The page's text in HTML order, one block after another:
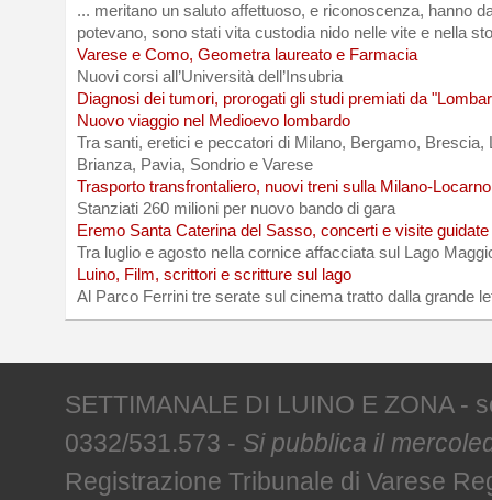
... meritano un saluto affettuoso, e riconoscenza, hanno
potevano, sono stati vita custodia nido nelle vite e nella
Varese e Como, Geometra laureato e Farmacia
Nuovi corsi all’Università dell’Insubria
Diagnosi dei tumori, prorogati gli studi premiati da
Nuovo viaggio nel Medioevo lombardo
Tra santi, eretici e peccatori di Milano, Bergamo, Brescia,
Brianza, Pavia, Sondrio e Varese
Trasporto transfrontaliero, nuovi treni sulla Milano-Locarno
Stanziati 260 milioni per nuovo bando di gara
Eremo Santa Caterina del Sasso, concerti e visite guidate
Tra luglio e agosto nella cornice affacciata sul Lago
Luino, Film, scrittori e scritture sul lago
Al Parco Ferrini tre serate sul cinema tratto dalla grande
SETTIMANALE DI LUINO E ZONA -
0332/531.573 - Si pubblica il
Registrazione Tribunale di Varese